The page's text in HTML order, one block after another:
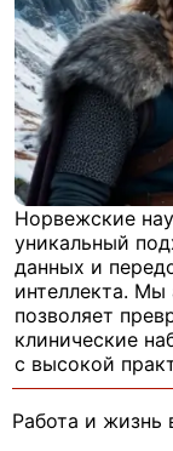
Норвежские
уникальный
данных и
интеллекта.
позволяет
клинические
с высокой
Работа и жизнь